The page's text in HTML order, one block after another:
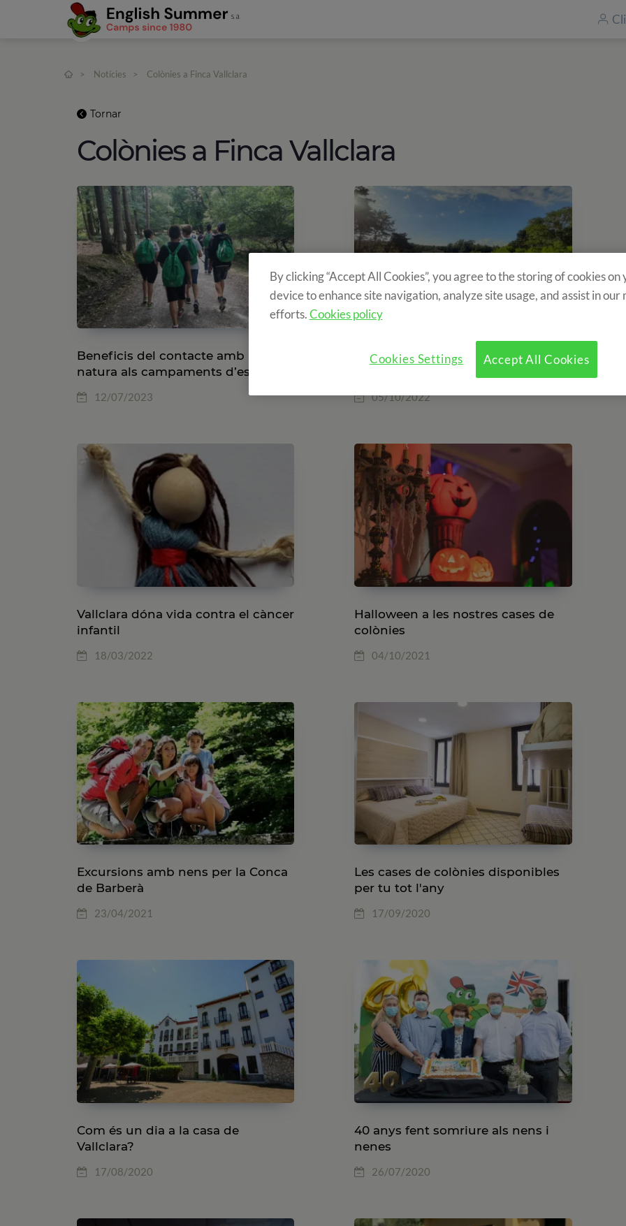
> Notícies > Colònies a Finca Vallclara
Tornar
Colònies a Finca Vallclara
Beneficis del contacte amb la
natura als campaments d’estiu
12/07/2023
Panells solars a les nostres cases
05/10/2022
Vallclara dóna vida contra el càncer
infantil
18/03/2022
Halloween a les nostres cases de
colònies
04/10/2021
Excursions amb nens per la Conca
de Barberà
23/04/2021
Les cases de colònies disponibles
per tu tot l'any
17/09/2020
Com és un dia a la casa de
Vallclara?
17/08/2020
40 anys fent somriure als nens i
nenes
26/07/2020
By clicking “Accept All Cookies”, you agree to the storing of cookies on
device to enhance site navigation, analyze site usage, and assist in our
efforts.Cookies policy
Accept All Cookies
Cookies Settings